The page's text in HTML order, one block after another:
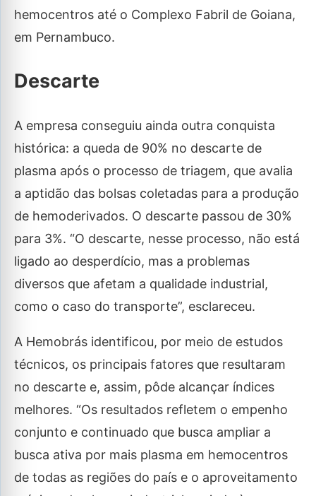
hemocentros até o Complexo Fabril de Goiana,
em Pernambuco.
Descarte
A empresa conseguiu ainda outra conquista
histórica: a queda de 90% no descarte de
plasma após o processo de triagem, que avalia
a aptidão das bolsas coletadas para a produção
de hemoderivados. O descarte passou de 30%
para 3%. “O descarte, nesse processo, não está
ligado ao desperdício, mas a problemas
diversos que afetam a qualidade industrial,
como o caso do transporte”, esclareceu.
A Hemobrás identificou, por meio de estudos
técnicos, os principais fatores que resultaram
no descarte e, assim, pôde alcançar índices
melhores. “Os resultados refletem o empenho
conjunto e continuado que busca ampliar a
busca ativa por mais plasma em hemocentros
de todas as regiões do país e o aproveitamento